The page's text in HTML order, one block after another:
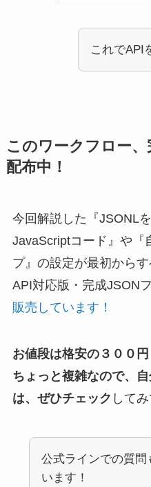
これでAPI
このワークフロー
配布中！
今回解説した『JSONL
JavaScriptコード』や『
プ』の設定が最初から
API対応版・完成JSON
販売しています！
お値段は格安の３００
ちょっと複雑なので、
は、ぜひチェック して
公式ラインでの質問
います！